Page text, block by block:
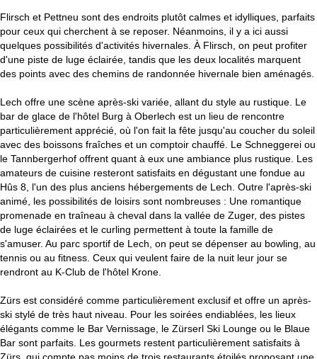
Flirsch et Pettneu sont des endroits plutôt calmes et idylliques, parfaits
pour ceux qui cherchent à se reposer. Néanmoins, il y a ici aussi
quelques possibilités d'activités hivernales. À Flirsch, on peut profiter
d'une piste de luge éclairée, tandis que les deux localités marquent
des points avec des chemins de randonnée hivernale bien aménagés.
Lech offre une scène après-ski variée, allant du style au rustique. Le
bar de glace de l'hôtel Burg à Oberlech est un lieu de rencontre
particulièrement apprécié, où l'on fait la fête jusqu'au coucher du soleil
avec des boissons fraîches et un comptoir chauffé. Le Schneggerei ou
le Tannbergerhof offrent quant à eux une ambiance plus rustique. Les
amateurs de cuisine resteront satisfaits en dégustant une fondue au
Hûs 8, l'un des plus anciens hébergements de Lech. Outre l'après-ski
animé, les possibilités de loisirs sont nombreuses : Une romantique
promenade en traîneau à cheval dans la vallée de Zuger, des pistes
de luge éclairées et le curling permettent à toute la famille de
s'amuser. Au parc sportif de Lech, on peut se dépenser au bowling, au
tennis ou au fitness. Ceux qui veulent faire de la nuit leur jour se
rendront au K-Club de l'hôtel Krone.
Zürs est considéré comme particulièrement exclusif et offre un après-
ski stylé de très haut niveau. Pour les soirées endiablées, les lieux
élégants comme le Bar Vernissage, le Zürserl Ski Lounge ou le Blaue
Bar sont parfaits. Les gourmets restent particulièrement satisfaits à